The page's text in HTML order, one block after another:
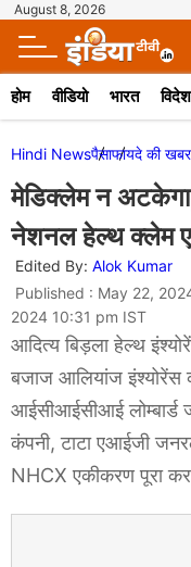
August 8, 2026
होम वीडियो भारत विदेश
Hindi Newsपैसाफायदे की खबर
मेडिक्लेम न
नेशनल हेल्थ क्लेम
Edited By: Alok Kumar
Published : May 22,
2024 10:31 pm IST
आदित्य बिड़ला हेल्थ
बजाज आलियांज इंश्योरेंस
आईसीआईसीआई लोम्बार्ड
कंपनी, टाटा एआईजी
NHCX एकीकरण पूरा कर